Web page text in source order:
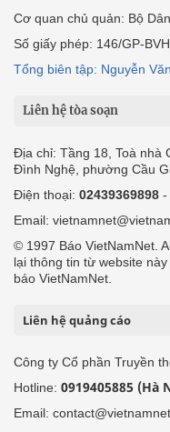
Cơ quan chủ quản: Bộ
Số giấy phép: 146/GP-
Tổng biên tập: Nguyễn
Liên hệ tòa soạn
Địa chỉ: Tầng 18, Toà nhà
Đình Nghệ, phường Cầu
Điện thoại: 02439369898 -
Email:
© 1997 Báo VietNamNet.
lại thông tin từ website
báo VietNamNet.
Liên hệ quảng cáo
Công ty Cổ phần Truyền
Hotline: 0919405885 (Hà
Email: